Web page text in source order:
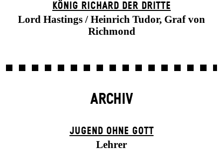
KÖNIG RICHARD DER DRITTE
Lord Hastings / Heinrich Tudor, Graf von
Richmond
ARCHIV
JUGEND OHNE GOTT
Lehrer